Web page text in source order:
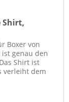
Shirt,
Boxer von
genau den
Shirt ist
verleiht dem